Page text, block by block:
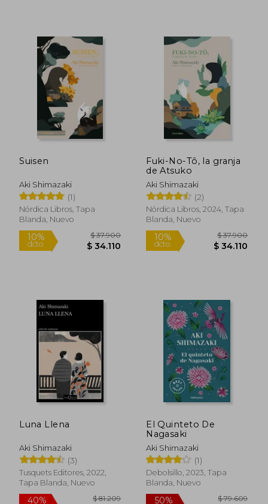
10%
dcto. $ 22.968
10%
dcto.
Suisen
Aki Shimazaki
(1)
Nórdica Libros, Tapa
Blanda, Nuevo
10%
dcto.
$ 37.900
$ 34.110
Fuki-No-Tô, la granja
de Atsuko
Aki Shimazaki
(2)
Nórdica Libros, 2024, Tapa
Blanda, Nuevo
10%
dcto.
Luna Llena
Aki Shimazaki
(3)
Tusquets Editores, 2022,
Tapa Blanda, Nuevo
El Quinteto De
Nagasaki
Aki Shimazaki
(1)
Debolsillo, 2023, Tapa
Blanda, Nuevo